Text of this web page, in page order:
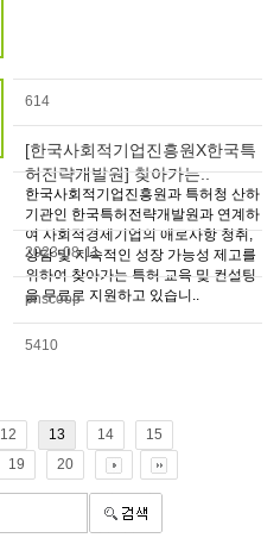
614
[한국사회적기업진흥원X한국특
허전략개발원] 찾아가는..
한국사회적기업진흥원과 특허청 산하
기관인 한국특허전략개발원과 연계하
여 사회적경제기업의 애로사항 청취,
상담 및 지속적인 성장 가능성 제고를
위하여 찾아가는 특허 교육 및 컨설팅
을 무료로 지원하고 있습니..
2023-08-11
pnscoop
5410
12 13 14
15
19 20